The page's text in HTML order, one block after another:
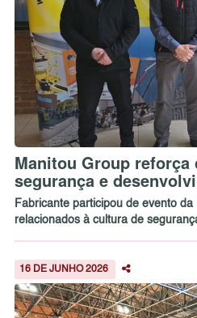
Manitou Group
segurança e
Fabricante participou de evento
relacionados à cultura de
16 DE JUNHO 2026